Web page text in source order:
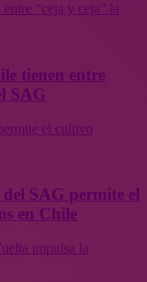
“ceja y ceja” la
tienen entre
SAG
el cultivo
SAG permite el
en Chile
impulsa la